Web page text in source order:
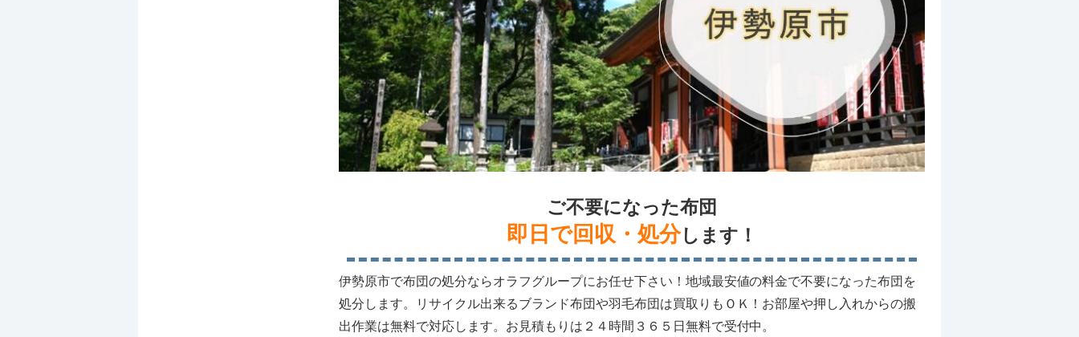
ご不要になった布団
即日で回収・処分します！
伊勢原市で布団の処分ならオラフグループにお任せ下さい！地域最安値の料金で不要になった布団を
処分します。リサイクル出来るブランド布団や羽毛布団は買取りもＯＫ！お部屋や押し入れからの搬
出作業は無料で対応します。お見積もりは２４時間３６５日無料で受付中。